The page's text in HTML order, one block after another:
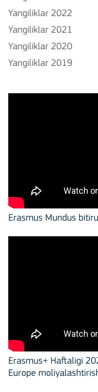
Yangiliklar 2022
Yangiliklar 2021
Yangiliklar 2020
Yangiliklar 2019
Erasmus Mundus
Erasmus+ Haftaligi
Europe